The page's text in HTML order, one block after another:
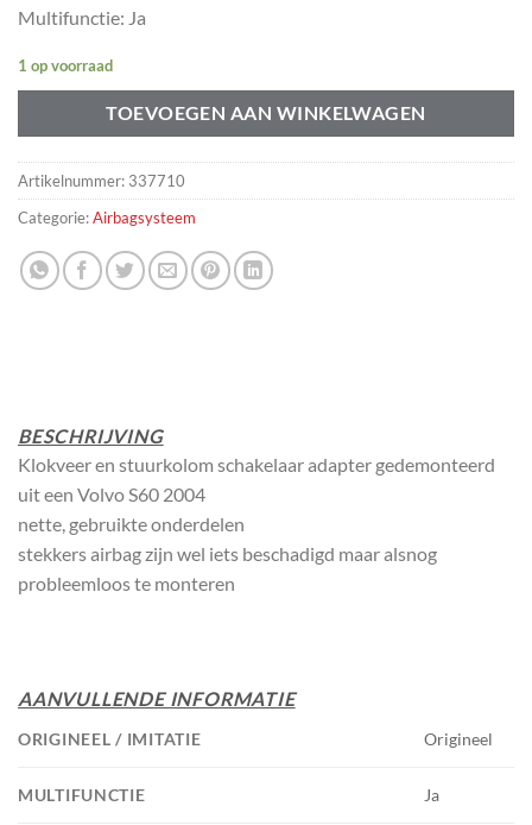
Multifunctie: Ja
1 op voorraad
TOEVOEGEN AAN WINKELWAGEN
Artikelnummer: 337710
Categorie:Airbagsysteem
BESCHRIJVING
Klokveer en stuurkolom schakelaar adapter gedemonteerd
uit een Volvo S60 2004
nette, gebruikte onderdelen
stekkers airbag zijn wel iets beschadigd maar alsnog
probleemloos te monteren
AANVULLENDE INFORMATIE
ORIGINEEL / IMITATIE Origineel
MULTIFUNCTIE Ja